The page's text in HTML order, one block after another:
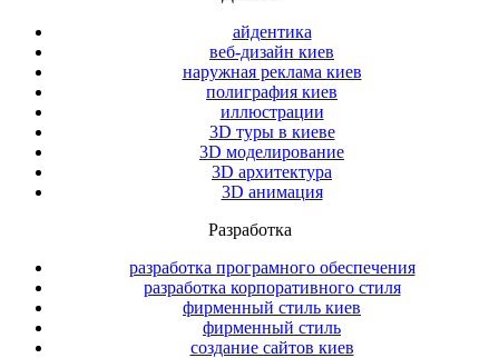
айдентика
веб-дизайн киев
наружная реклама киев
полиграфия киев
иллюстрации
3D туры в киеве
3D моделирование
3D архитектура
3D анимация
Разработка
разработка програмного обеспечения
разработка корпоративного стиля
фирменный стиль киев
фирменный стиль
создание сайтов киев